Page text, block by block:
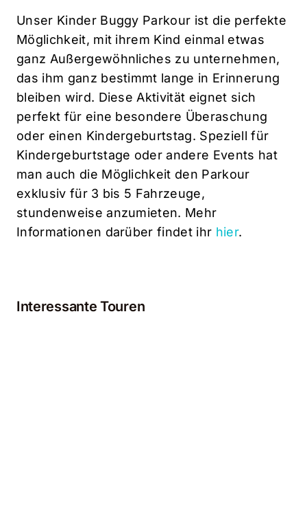
Unser Kinder Buggy Parkour ist die perfekte
Möglichkeit, mit ihrem Kind einmal etwas
ganz Außergewöhnliches zu unternehmen,
das ihm ganz bestimmt lange in Erinnerung
bleiben wird. Diese Aktivität eignet sich
perfekt für eine besondere Überaschung
oder einen Kindergeburtstag. Speziell für
Kindergeburtstage oder andere Events hat
man auch die Möglichkeit den Parkour
exklusiv für 3 bis 5 Fahrzeuge,
stundenweise anzumieten. Mehr
Informationen darüber findet ihr hier.
Interessante Touren